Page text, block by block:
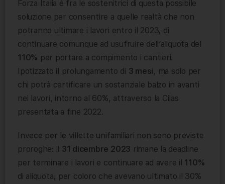
Forza Italia è fra le sostenitrici di questa possibile
soluzione per consentire a quelle realtà che non
potranno ultimare i lavori entro il 2023, di
continuare comunque ad usufruire dell’aliquota del
110% per portare a compimento i cantieri.
Ipotizzato il prolungamento di 3 mesi, ma solo per
chi potrà certificare un sostanziale balzo in avanti
nei lavori, intorno al 60%, attraverso la Cilas
presentata a fine 2022.
Invece per le villette unifamiliari non sono previste
proroghe: il 31 dicembre 2023 rimane la deadline
per terminare i lavori e continuare ad avere il 110%
di aliquota, per coloro che avevano ultimato il 30%